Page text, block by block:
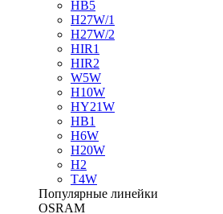
HB5
H27W/1
H27W/2
HIR1
HIR2
W5W
H10W
HY21W
HB1
H6W
H20W
H2
T4W
Популярные линейки
OSRAM